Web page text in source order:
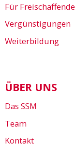
Für Freischaffende
Vergünstigungen
Weiterbildung
ÜBER UNS
Das SSM
Team
Kontakt